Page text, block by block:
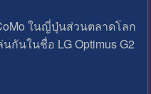
ในญี่ปุ่นส่วนตลาดโลก
กันในชื่อ LG Optimus G2